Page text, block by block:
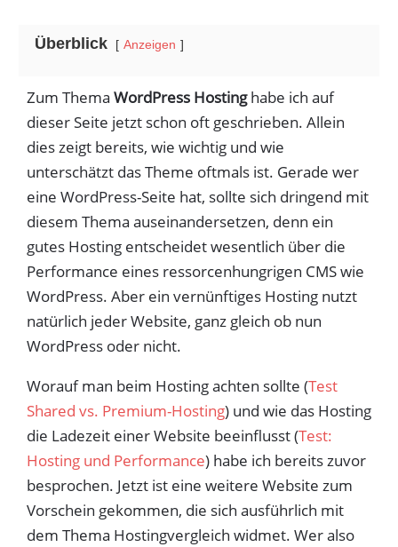
Überblick Anzeigen
Zum Thema WordPress Hostinghabe ich auf
dieser Seite jetzt schon oft geschrieben. Allein
dies zeigt bereits, wie wichtig und wie
unterschätzt das Theme oftmals ist. Gerade wer
eine WordPress-Seite hat, sollte sich dringend mit
diesem Thema auseinandersetzen, denn ein
gutes Hosting entscheidet wesentlich über die
Performance eines ressorcenhungrigen CMS wie
WordPress. Aber ein vernünftiges Hosting nutzt
natürlich jeder Website, ganz gleich ob nun
WordPress oder nicht.
Worauf man beim Hosting achten sollte (Test
Shared vs. Premium-Hosting) und wie das Hosting
die Ladezeit einer Website beeinflusst (Test:
Hosting und Performance) habe ich bereits zuvor
besprochen. Jetzt ist eine weitere Website zum
Vorschein gekommen, die sich ausführlich mit
dem Thema Hostingvergleich widmet. Wer also